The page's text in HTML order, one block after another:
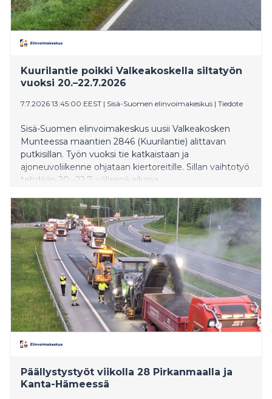
Kuurilantie poikki Valkeakoskella siltatyön
vuoksi 20.–22.7.2026
7.7.2026 13:45:00 EEST | Sisä-Suomen elinvoimakeskus | Tiedote
Sisä-Suomen elinvoimakeskus uusii Valkeakosken
Munteessa maantien 2846 (Kuurilantie) alittavan
putkisillan. Työn vuoksi tie katkaistaan ja
ajoneuvoliikenne ohjataan kiertoreitille. Sillan vaihtotyö
tehdään 20.–22.7. välisenä aikana.
Päällystystyöt viikolla 28 Pirkanmaalla ja
Kanta-Hämeessä